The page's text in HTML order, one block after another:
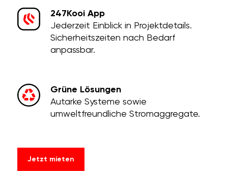
247Kooi App
Jederzeit Einblick in Projektdetails.
Sicherheitszeiten nach Bedarf
anpassbar.
Grüne Lösungen
Autarke Systeme sowie
umweltfreundliche Stromaggregate.
Jetzt mieten